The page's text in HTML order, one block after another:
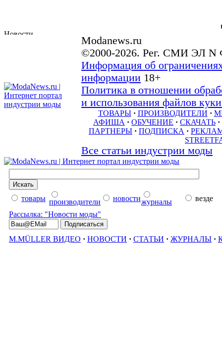
Modanews.ru
©2000-2026. Рег. СМИ ЭЛ N
Информация об
информации 18+
Политика в отношении
и использования файлов
ТОВАРЫ · ПРОИЗВОДИТЕЛИ ·
АФИША · ОБУЧЕНИЕ · СКАЧАТЬ ·
ПАРТНЕРЫ · ПОДПИСКА ·
Все статьи индустрии моды
товары производители новостижурналы
везде
Рассылка: "Новости моды"
M.MÜLLER ВИДЕО · НОВОСТИ · СТАТЬИ · ЖУРНАЛЫ ·